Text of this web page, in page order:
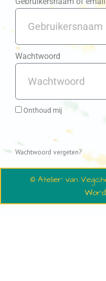
Wachtwoord
Onthoud mij
Wachtwoord vergeten?
© Atelier van